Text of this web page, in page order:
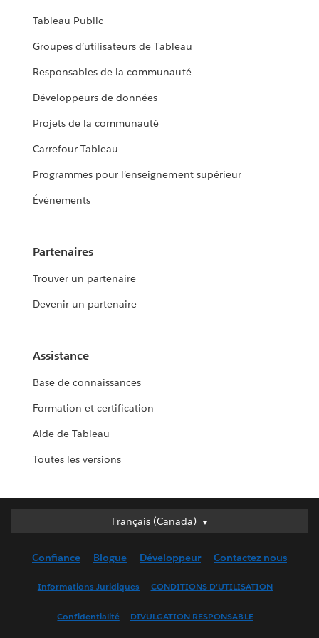
Tableau Public
Groupes d’utilisateurs de Tableau
Responsables de la communauté
Développeurs de données
Projets de la communauté
Carrefour Tableau
Programmes pour l’enseignement supérieur
Événements
Partenaires
Trouver un partenaire
Devenir un partenaire
Assistance
Base de connaissances
Formation et certification
Aide de Tableau
Toutes les versions
Français (Canada)
Français (Canada)
English (UK)
Français (France)
Confiance Blogue Développeur Contactez-nous
Informations Juridiques CONDITIONS D’UTILISATION
Confidentialité DIVULGATION RESPONSABLE